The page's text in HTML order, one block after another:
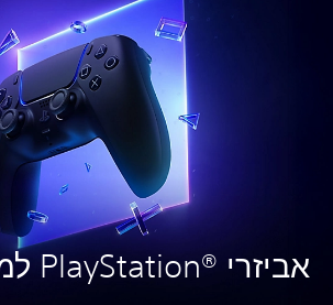
אביזרי PlayStation®‎ למחשב